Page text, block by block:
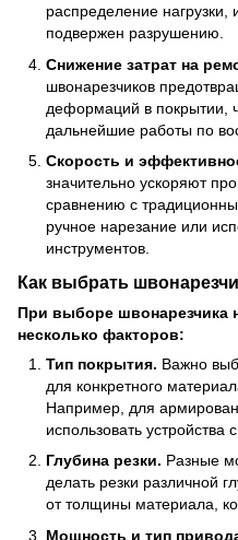
распределение
подвержен разрушению.
Снижение затрат на
швонарезчиков
деформаций в покрытии,
дальнейшие работы по
Скорость и
значительно ускоряют
сравнению с
ручное нарезание или
инструментов.
Как выбрать
При выборе швонарезчика
несколько факторов:
Тип покрытия. Важно
для конкретного
Например, для
использовать устройства
Глубина резки. Разные
делать резки различной
от толщины материала,
Мощность и тип